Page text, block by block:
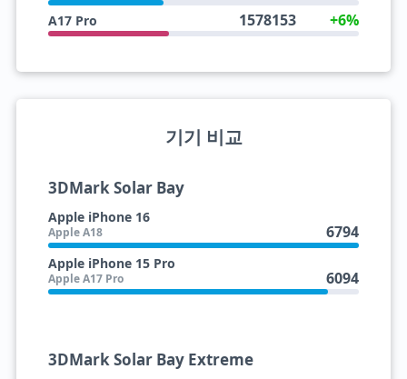
A17 Pro 1578153 +6%
기기 비교
3DMark Solar Bay
Apple iPhone 16
Apple A18 6794
Apple iPhone 15 Pro
Apple A17 Pro 6094
3DMark Solar Bay Extreme